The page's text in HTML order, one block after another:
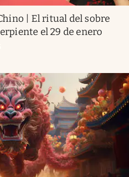
| El ritual del sobre
el 29 de enero